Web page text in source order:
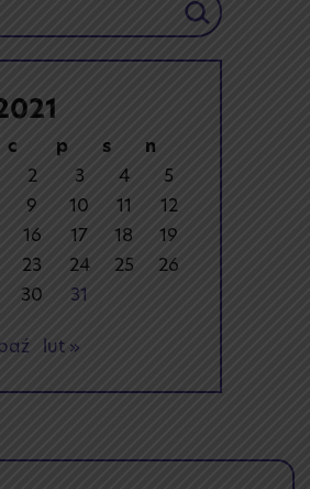
c p s
n
2 3 4
5
9 10 11
12
16 17 18
19
23 24 25
26
30 31
lut »